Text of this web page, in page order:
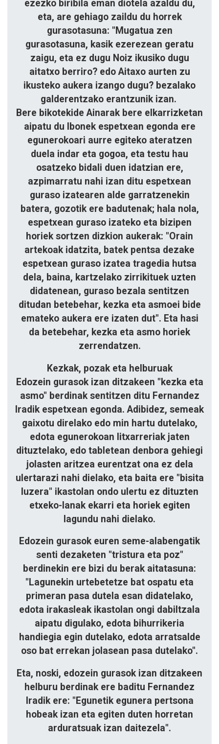
ezezko biribila eman diotela azaldu du,
eta, are gehiago zaildu du horrek
gurasotasuna: "Mugatua zen
gurasotasuna, kasik ezerezean geratu
zaigu, eta ez dugu Noiz ikusiko dugu
aitatxo berriro? edo Aitaxo aurten zu
ikusteko aukera izango dugu? bezalako
galderentzako erantzunik izan.
Bere bikotekide Ainarak bere elkarrizketan
aipatu du Ibonek espetxean egonda ere
egunerokoari aurre egiteko ateratzen
duela indar eta gogoa, eta testu hau
osatzeko bidali duen idatzian ere,
azpimarratu nahi izan ditu espetxean
guraso izatearen alde garratzenekin
batera, gozotik ere badutenak; hala nola,
espetxean guraso izateko eta bizipen
horiek sortzen dizkion aukerak: "Orain
artekoak idatzita, batek pentsa dezake
espetxean guraso izatea tragedia hutsa
dela, baina, kartzelako zirrikituek uzten
didatenean, guraso bezala sentitzen
ditudan betebehar, kezka eta asmoei bide
emateko aukera ere izaten dut". Eta hasi
da betebehar, kezka eta asmo horiek
zerrendatzen.
Kezkak, pozak eta helburuak
Edozein gurasok izan ditzakeen "kezka eta
asmo" berdinak sentitzen ditu Fernandez
Iradik espetxean egonda. Adibidez, semeak
gaixotu direlako edo min hartu dutelako,
edota egunerokoan litxarreriak jaten
dituztelako, edo tabletean denbora gehiegi
jolasten aritzea eurentzat ona ez dela
ulertarazi nahi dielako, eta baita ere "bisita
luzera" ikastolan ondo ulertu ez dituzten
etxeko-lanak ekarri eta horiek egiten
lagundu nahi dielako.
Edozein gurasok euren seme-alabengatik
senti dezaketen "tristura eta poz"
berdinekin ere bizi du berak aitatasuna:
"Lagunekin urtebetetze bat ospatu eta
primeran pasa dutela esan didatelako,
edota irakasleak ikastolan ongi dabiltzala
aipatu digulako, edota bihurrikeria
handiegia egin dutelako, edota arratsalde
oso bat errekan jolasean pasa dutelako".
Eta, noski, edozein gurasok izan ditzakeen
helburu berdinak ere baditu Fernandez
Iradik ere: "Egunetik egunera pertsona
hobeak izan eta egiten duten horretan
arduratsuak izan daitezela".